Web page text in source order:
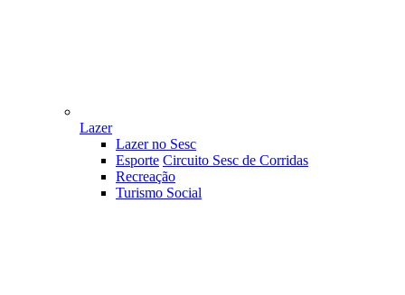
Lazer
Lazer no Sesc
Esporte Circuito Sesc de Corridas
Recreação
Turismo Social